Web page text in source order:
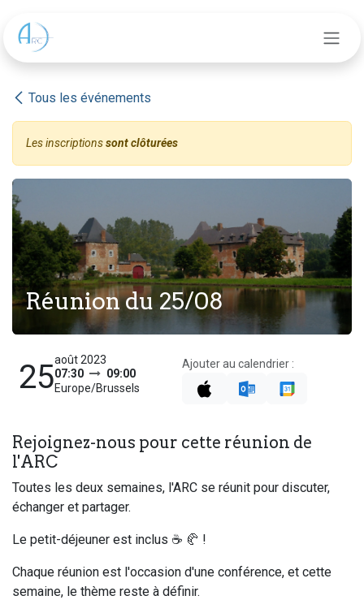
Tous les événements
Les inscriptionssont clôturées
Réunion du 25/08
25août 2023
07:30
09:00
Europe/Brussels
Ajouter au calendrier :
Rejoignez-nous pour cette réunion de
l'ARC
Toutes les deux semaines, l'ARC se réunit pour discuter,
échanger et partager.
Le petit-déjeuner est inclus ☕ 🥐 !
Chaque réunion est l'occasion d'une conférence, et cette
semaine, le thème reste à définir.